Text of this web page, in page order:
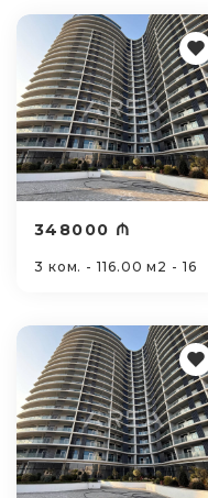
348000 ₼
3 ком. - 116.00 м2 - 16